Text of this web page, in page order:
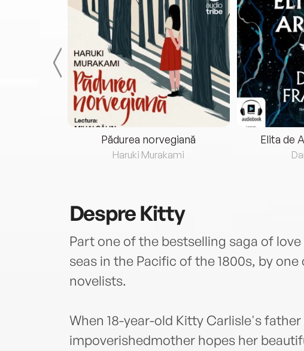
Pădurea norvegiană
Haruki Murakami
Elita de
DespreKitty
Part one of the bestselling saga of
seas in the Pacific of the 1800s, by
novelists.
When 18-year-old Kitty Carlisle's
impoverishedmother hopes her